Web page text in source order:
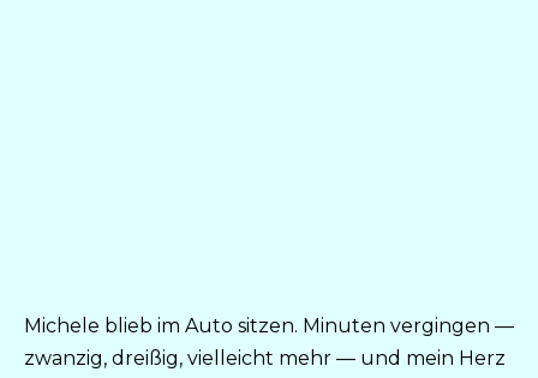
Michele blieb im Auto sitzen. Minuten vergingen —
zwanzig, dreißig, vielleicht mehr — und mein Herz